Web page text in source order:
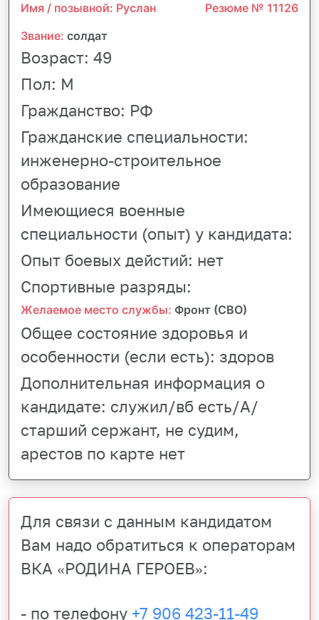
Имя / позывной: Руслан
Резюме № 11126
Звание: солдат
Возраст: 49
Пол: М
Гражданство: РФ
Гражданские специальности:
инженерно-строительное
образование
Имеющиеся военные
специальности (опыт) у кандидата:
Опыт боевых дейстий: нет
Спортивные разряды:
Желаемое место службы: Фронт (СВО)
Общее состояние здоровья и
особенности (если есть): здоров
Дополнительная информация о
кандидате: служил/вб есть/А/
старший сержант, не судим,
арестов по карте нет
Для связи с данным кандидатом
Вам надо обратиться к операторам
ВКА «РОДИНА ГЕРОЕВ»:
- по телефону +7 906 423-11-49